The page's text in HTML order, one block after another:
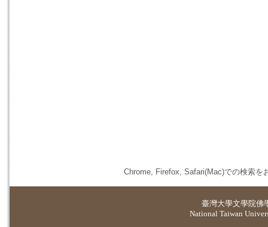
Chrome, Firefox, Safari(Mac)での検索を
臺灣大學文學院佛
National Taiwan